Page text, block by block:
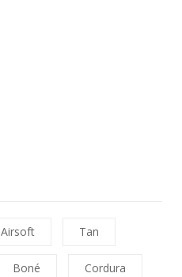
Airsoft Tan
Boné Cordura